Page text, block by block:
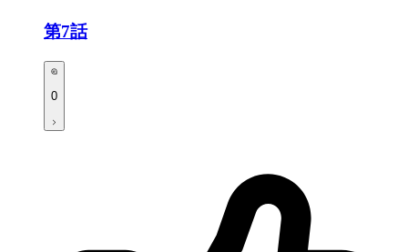
第7話
0